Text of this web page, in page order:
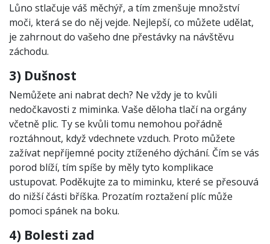
Lůno stlačuje váš měchýř, a tím zmenšuje množství
moči, která se do něj vejde. Nejlepší, co můžete udělat,
je zahrnout do vašeho dne přestávky na návštěvu
záchodu.
3) Dušnost
Nemůžete ani nabrat dech? Ne vždy je to kvůli
nedočkavosti z miminka. Vaše děloha tlačí na orgány
včetně plic. Ty se kvůli tomu nemohou pořádně
roztáhnout, když vdechnete vzduch. Proto můžete
zažívat nepříjemné pocity ztíženého dýchání. Čím se vás
porod blíží, tím spíše by měly tyto komplikace
ustupovat. Poděkujte za to miminku, které se přesouvá
do nižší části bříška. Prozatím roztažení plíc může
pomoci spánek na boku.
4) Bolesti zad